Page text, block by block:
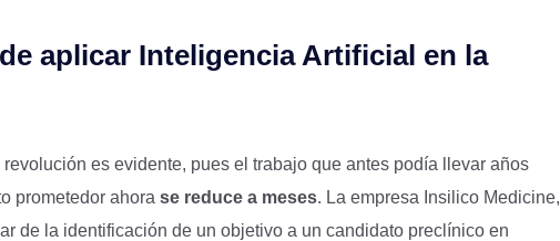
aplicar Inteligencia Artificial en la
es evidente, pues el trabajo que antes podía llevar años
prometedor ahora se reduce a meses. La empresa Insilico Medicine,
de la identificación de un objetivo a un candidato preclínico en